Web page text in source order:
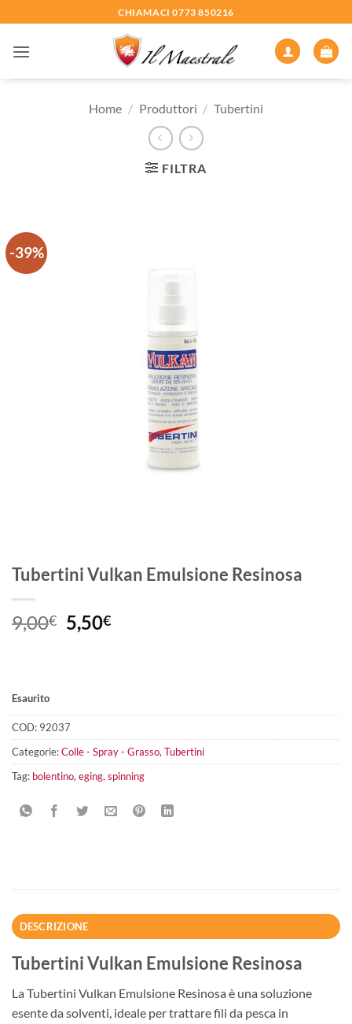
ai
contenuti
CHIAMACI 0773 850216
Home / Produttori / Tubertini
FILTRA
-39%
Tubertini Vulkan Emulsione Resinosa
9,00€ Il
prezzo
5,50€Il
Esaurito
COD: 92037
Categorie:Colle - Spray - Grasso, Tubertini
Tag: bolentino, eging, spinning
DESCRIZIONE
Tubertini Vulkan Emulsione Resinosa
La Tubertini Vulkan Emulsione Resinosa è una soluzione
esente da solventi, ideale per trattare fili da pesca in